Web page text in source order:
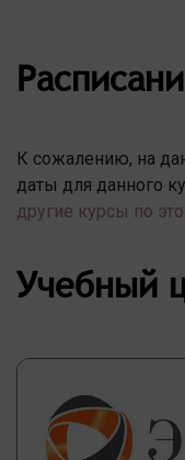
К сожалению, на
даты для данного
другие курсы по
Учебный